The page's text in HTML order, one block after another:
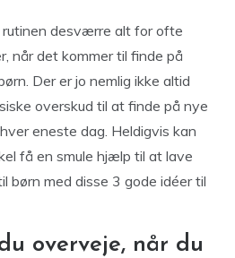
rutinen desværre alt for ofte
når det kommer til finde på
Der er jo nemlig ikke altid
overskud til at finde på nye
eneste dag. Heldigvis kan
få en smule hjælp til at lave
børn med disse 3 gode idéer til
overveje, når du